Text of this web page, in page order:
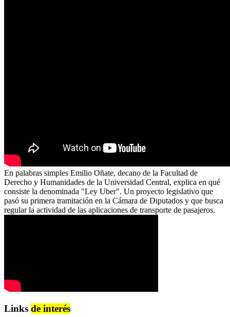
En palabras simples Emilio Oñate, decano de la Facultad de
Derecho y Humanidades de la Universidad Central, explica en qué
consiste la denominada "Ley Uber". Un proyecto legislativo que
pasó su primera tramitación en la Cámara de Diputados y que busca
regular la actividad de las aplicaciones de transporte de pasajeros.
Links de interés